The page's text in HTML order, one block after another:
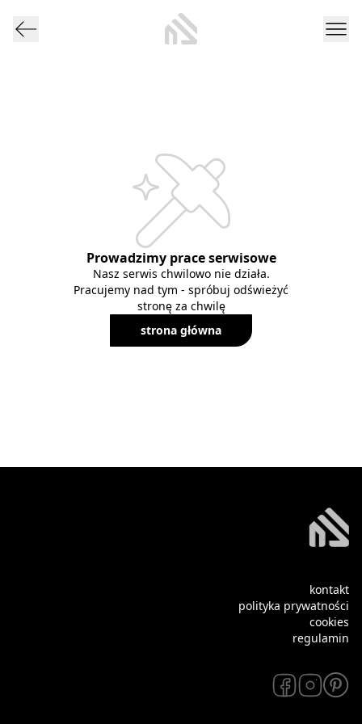
Prowadzimy prace serwisowe
Nasz serwis chwilowo nie działa.
Pracujemy nad tym - spróbuj odświeżyć
stronę za chwilę
strona główna
kontakt
polityka prywatności
cookies
regulamin